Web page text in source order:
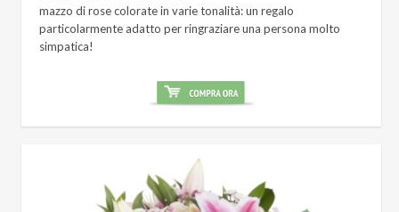
mazzo di rose colorate in varie tonalità: un regalo
particolarmente adatto per ringraziare una persona molto
simpatica!